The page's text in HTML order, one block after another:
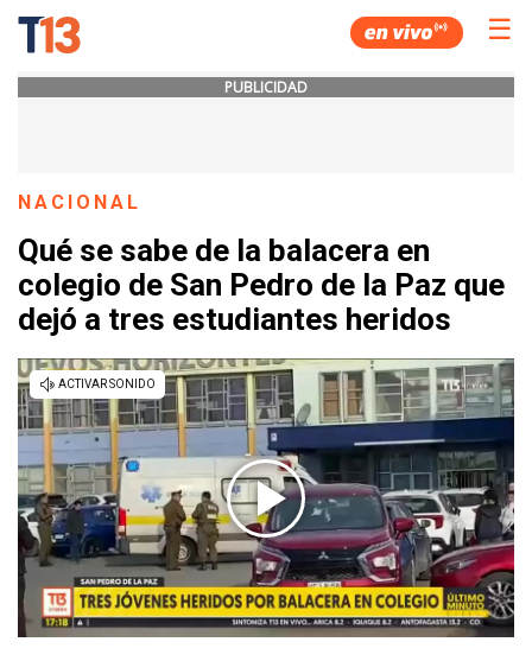
☰
PUBLICIDAD
NACIONAL
Qué se sabe de la balacera en
colegio de San Pedro de la Paz que
dejó a tres estudiantes heridos